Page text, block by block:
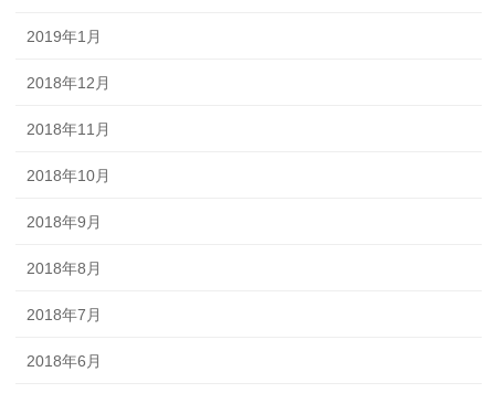
2019年1月
2018年12月
2018年11月
2018年10月
2018年9月
2018年8月
2018年7月
2018年6月